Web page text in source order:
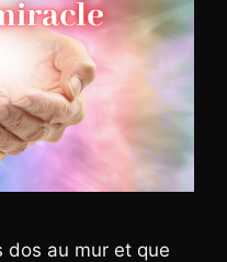
dos au mur et que